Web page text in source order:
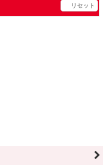
リセット